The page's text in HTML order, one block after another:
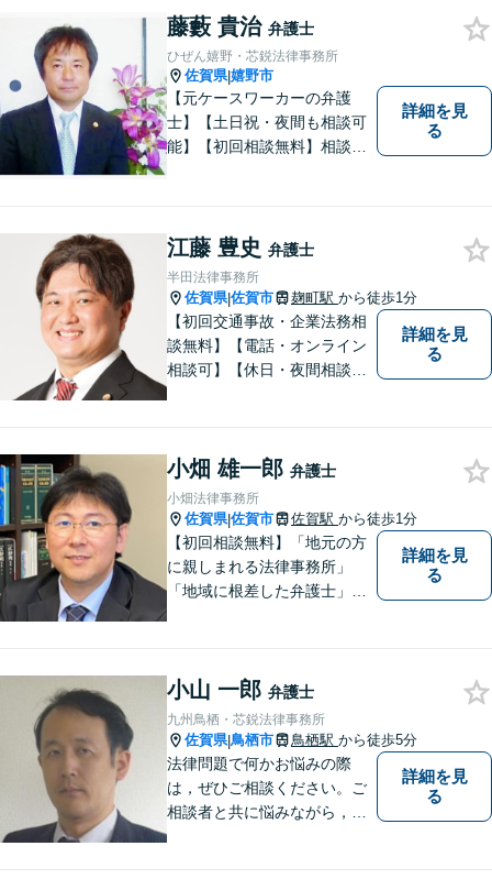
なリーガルサービスを提供い
たします。
藤藪 貴治 弁護士
ひぜん嬉野・芯鋭法律事務所
佐賀県|嬉野市
【元ケースワーカーの弁護
士】【土日祝・夜間も相談可
能】【初回相談無料】相談者
題／交通事故／債務整理／労
働問題など幅広く対応可能で
す。
詳細を見
る
江藤 豊史 弁護士
半田法律事務所
佐賀県|佐賀市 麹町駅 から徒歩1分
【初回交通事故・企業法務相
談無料】【電話・オンライン
相談可】【休日・夜間相談
詳細を見
る
小畑 雄一郎 弁護士
小畑法律事務所
佐賀県|佐賀市 佐賀駅 から徒歩1分
【初回相談無料】「地元の方
に親しまれる法律事務所」
「地域に根差した弁護士」を
など幅広く対応しております
ので、まずはお気軽にご相談
下さい。【JR佐賀駅1分】
【子連れ相談可】
詳細を見
る
小山 一郎 弁護士
九州鳥栖・芯鋭法律事務所
佐賀県|鳥栖市 鳥栖駅 から徒歩5分
法律問題で何かお悩みの際
は，ぜひご相談ください。ご
相談者と共に悩みながら，い
詳細を見
る